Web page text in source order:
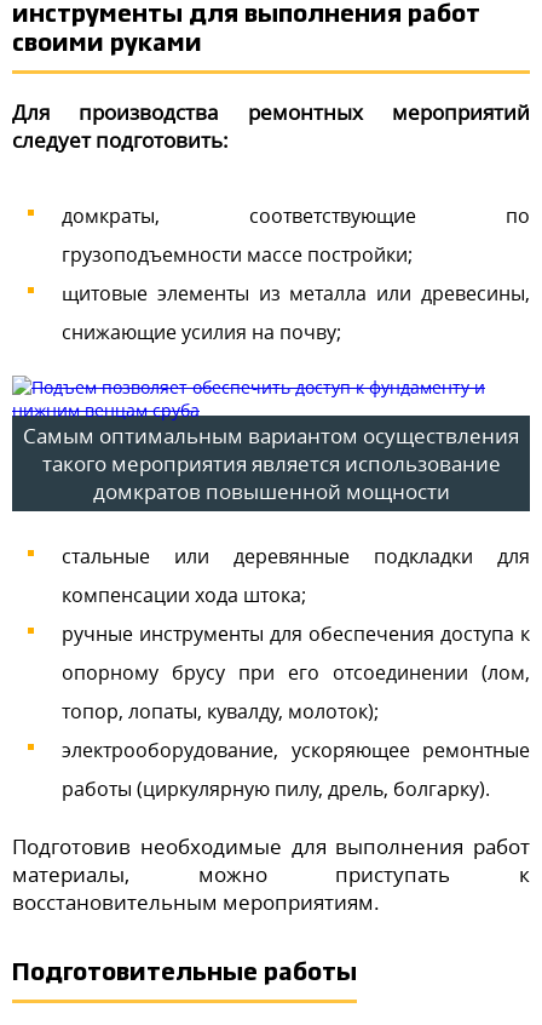
инструменты для выполнения работ
своими руками
Для производства ремонтных мероприятий
следует подготовить:
домкраты, соответствующие по
грузоподъемности массе постройки;
щитовые элементы из металла или древесины,
снижающие усилия на почву;
Самым оптимальным вариантом осуществления
такого мероприятия является использование
домкратов повышенной мощности
стальные или деревянные подкладки для
компенсации хода штока;
ручные инструменты для обеспечения доступа к
опорному брусу при его отсоединении (лом,
топор, лопаты, кувалду, молоток);
электрооборудование, ускоряющее ремонтные
работы (циркулярную пилу, дрель, болгарку).
Подготовив необходимые для выполнения работ
материалы, можно приступать к
восстановительным мероприятиям.
Подготовительные работы